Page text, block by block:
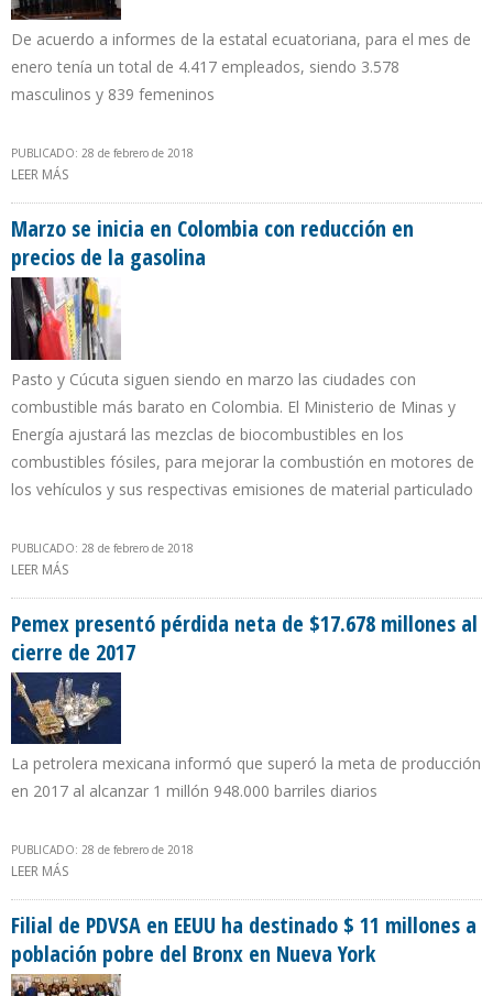
De acuerdo a informes de la estatal ecuatoriana, para el mes de
enero tenía un total de 4.417 empleados, siendo 3.578
masculinos y 839 femeninos
PUBLICADO: 28 de febrero de 2018
LEER MÁS
Marzo se inicia en Colombia con reducción en
precios de la gasolina
Pasto y Cúcuta siguen siendo en marzo las ciudades con
combustible más barato en Colombia. El Ministerio de Minas y
Energía ajustará las mezclas de biocombustibles en los
combustibles fósiles, para mejorar la combustión en motores de
los vehículos y sus respectivas emisiones de material particulado
PUBLICADO: 28 de febrero de 2018
LEER MÁS
Pemex presentó pérdida neta de $17.678 millones al
cierre de 2017
La petrolera mexicana informó que superó la meta de producción
en 2017 al alcanzar 1 millón 948.000 barriles diarios
PUBLICADO: 28 de febrero de 2018
LEER MÁS
Filial de PDVSA en EEUU ha destinado $ 11 millones a
población pobre del Bronx en Nueva York